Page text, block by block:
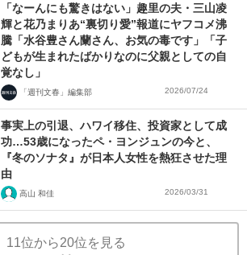
「なーんにも驚きはない」趣里の夫・三山凌
輝と花乃まりあ“裏切り愛”報道にヤフコメ沸
騰「水谷豊さん蘭さん、お気の毒です」「子
どもが生まれたばかりなのに父親としての自
覚なし」
「週刊文春」編集部 2026/07/24
事実上の引退、ハワイ移住、投資家として成
功…53歳になったペ・ヨンジュンの今と、
『冬のソナタ』が日本人女性を熱狂させた理
由
高山 和佳 2026/03/31
11位から20位を見る